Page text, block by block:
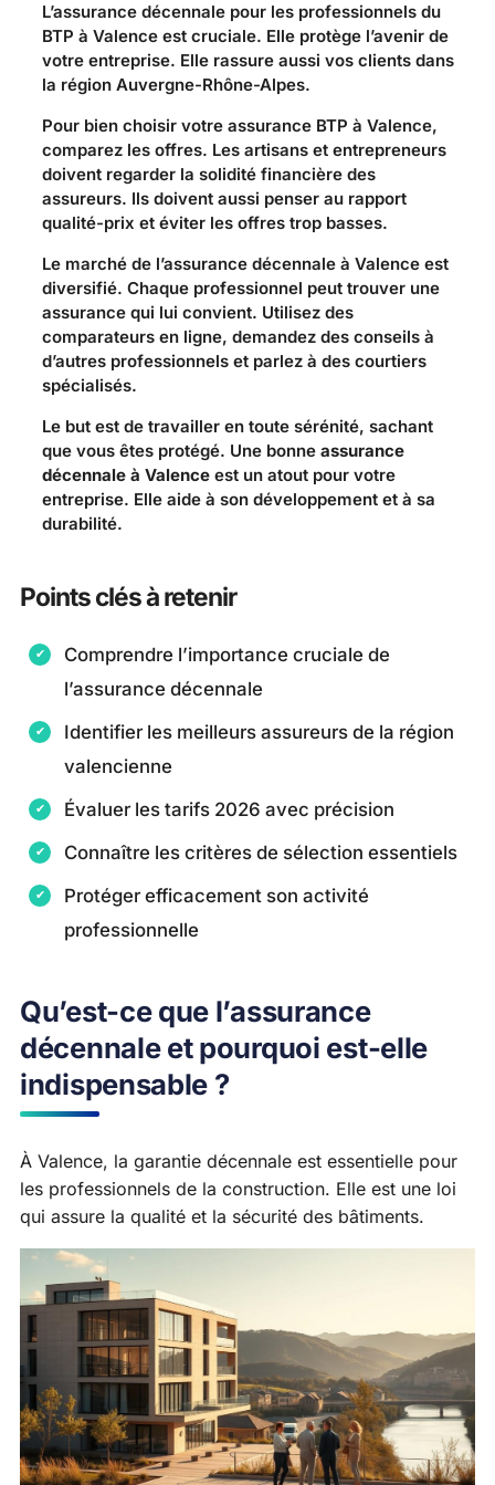
L’assurance décennale pour les professionnels du
BTP à Valence est cruciale. Elle protège l’avenir de
votre entreprise. Elle rassure aussi vos clients dans
la région Auvergne-Rhône-Alpes.
Pour bien choisir votre assurance BTP à Valence,
comparez les offres. Les artisans et entrepreneurs
doivent regarder la solidité financière des
assureurs. Ils doivent aussi penser au rapport
qualité-prix et éviter les offres trop basses.
Le marché de l’assurance décennale à Valence est
diversifié. Chaque professionnel peut trouver une
assurance qui lui convient. Utilisez des
comparateurs en ligne, demandez des conseils à
d’autres professionnels et parlez à des courtiers
spécialisés.
Le but est de travailler en toute sérénité, sachant
que vous êtes protégé. Une bonne assurance
décennale à Valence est un atout pour votre
entreprise. Elle aide à son développement et à sa
durabilité.
Points clés à retenir
Comprendre l’importance cruciale de
l’assurance décennale
Identifier les meilleurs assureurs de la région
valencienne
Évaluer les tarifs 2026 avec précision
Connaître les critères de sélection essentiels
Protéger efficacement son activité
professionnelle
Qu’est-ce que l’assurance
décennale et pourquoi est-elle
indispensable ?
À Valence, la garantie décennale est essentielle pour
les professionnels de la construction. Elle est une loi
qui assure la qualité et la sécurité des bâtiments.